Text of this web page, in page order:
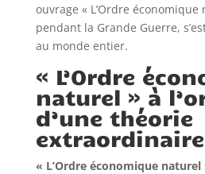
ouvrage « L’Ordre
pendant la Grande Guerre,
au monde entier.
« L’Ordre
naturel » à
d’une théorie
extraordinaire
« L’Ordre économique naturel